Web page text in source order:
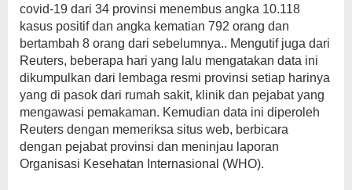
covid-19 dari 34 provinsi menembus angka 10.118
kasus positif dan angka kematian 792 orang dan
bertambah 8 orang dari sebelumnya.. Mengutif juga dari
Reuters, beberapa hari yang lalu mengatakan data ini
dikumpulkan dari lembaga resmi provinsi setiap harinya
yang di pasok dari rumah sakit, klinik dan pejabat yang
mengawasi pemakaman. Kemudian data ini diperoleh
Reuters dengan memeriksa situs web, berbicara
dengan pejabat provinsi dan meninjau laporan
Organisasi Kesehatan Internasional (WHO).